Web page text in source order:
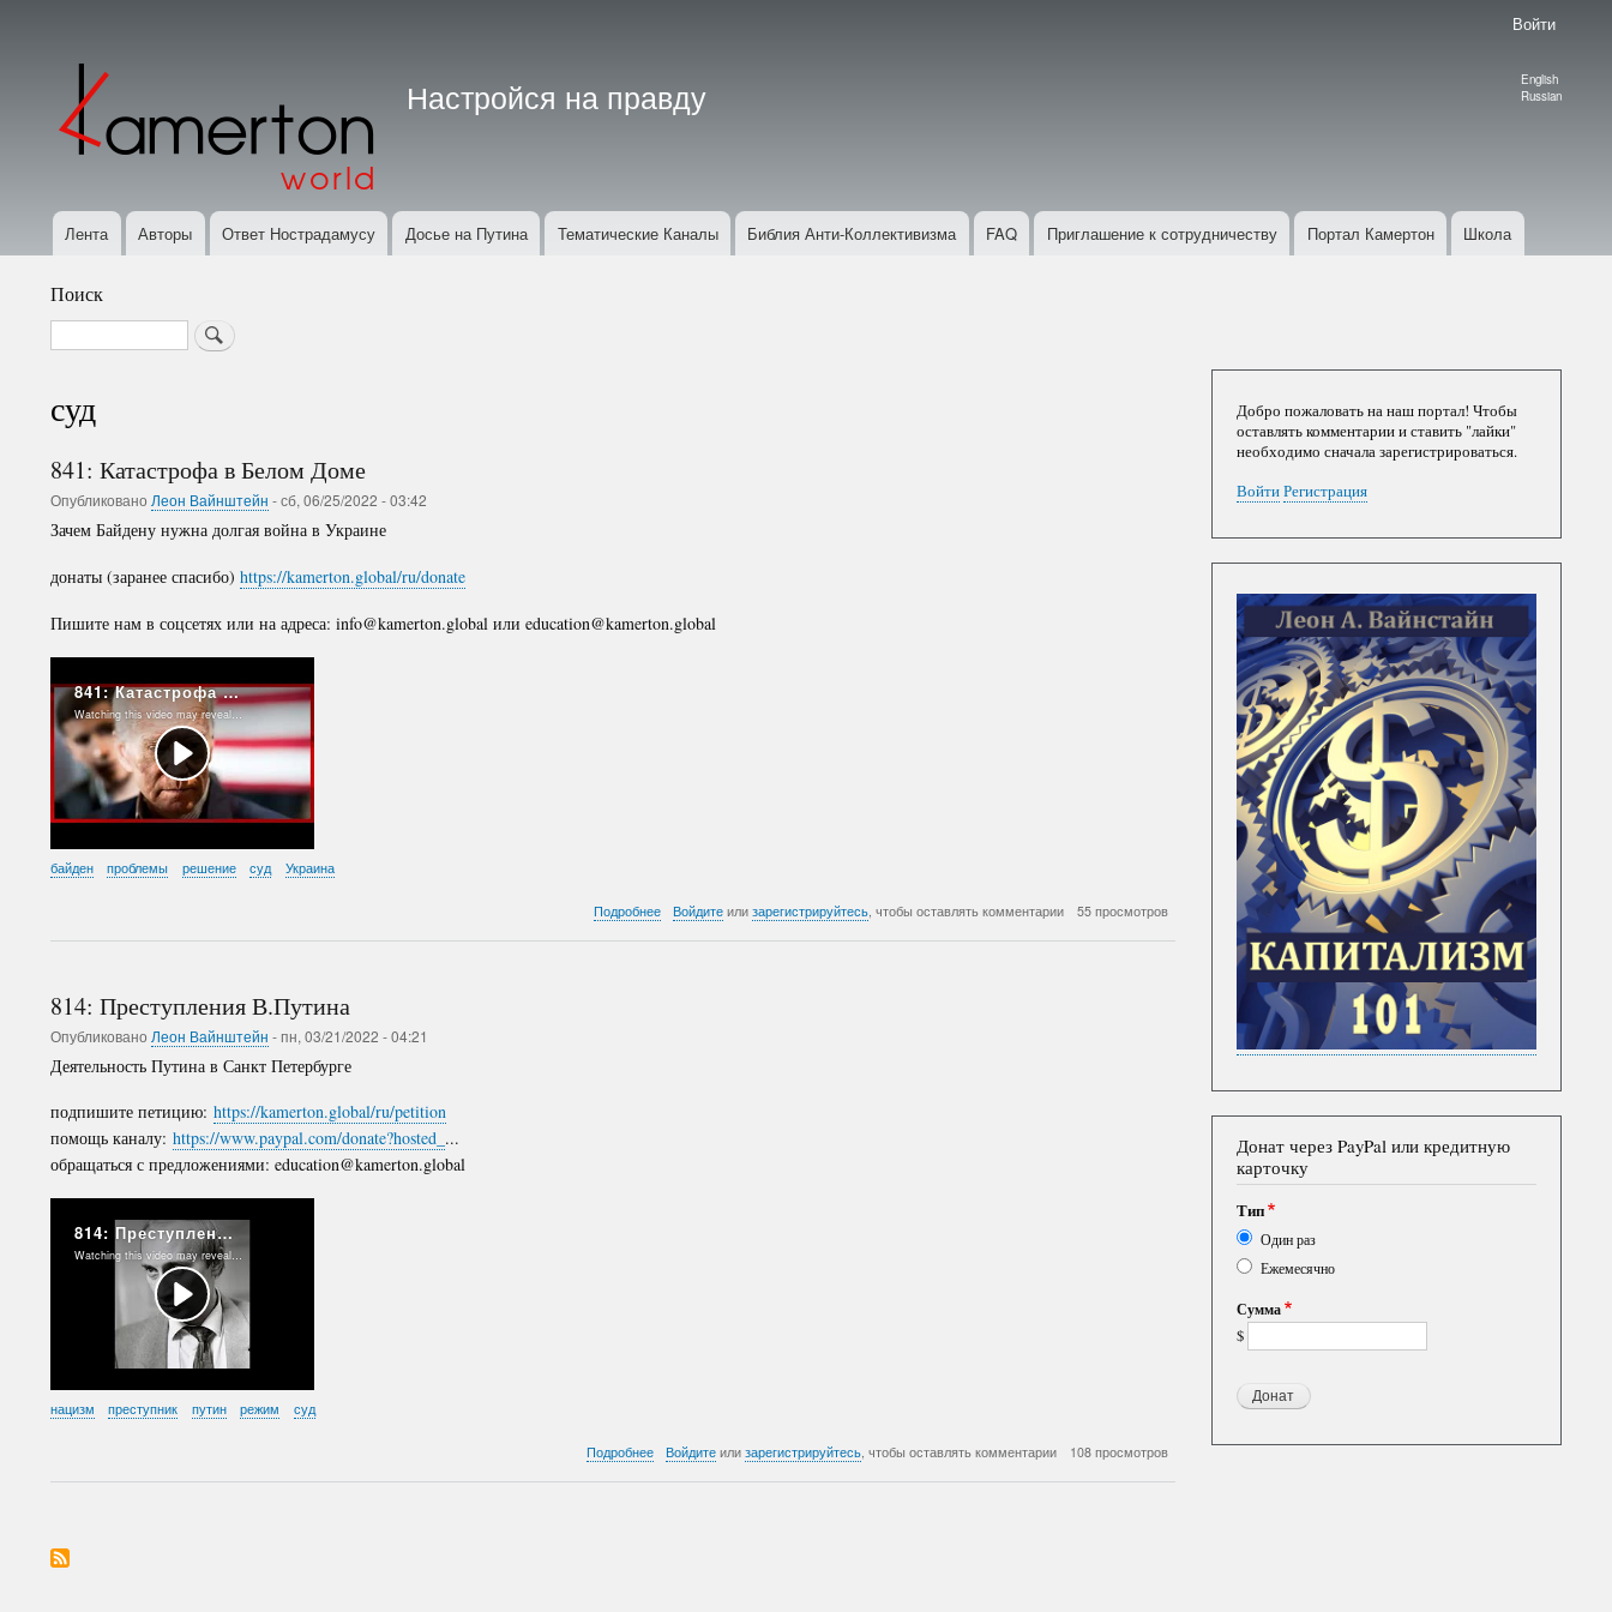
учётной
записи
пользователя
Войти
Language
English
Russian
Настройся на правду
Основная
Лента Авторы Ответ Нострадамусу Досье на Путина Тематические Каналы Библия Анти-Коллективизма FAQ Приглашение к сотрудничеству Портал Камертон Школа
Поиск
Search
суд
841: Катастрофа в Белом Доме
Опубликовано Леон Вайнштейн -сб, 06/25/2022 - 03:42
Зачем Байдену нужна долгая война в Украине
донаты (заранее спасибо) https://kamerton.global/ru/donate
Пишите нам в соцсетях или на адреса: info@kamerton.global или education@kamerton.global
байден проблемы решение суд Украина
Подробнеео
Войдите илизарегистрируйтесь , чтобы оставлять комментарии 55 просмотров
814: Преступления В.Путина
Опубликовано Леон Вайнштейн -пн, 03/21/2022 - 04:21
Деятельность Путина в Санкт Петербурге
подпишите петицию: https://kamerton.global/ru/petition
помощь каналу: https://www.paypal.com/donate?hosted_ ...
обращаться с предложениями: education@kamerton.global
нацизм преступник путин режим суд
Подробнеео
Войдите илизарегистрируйтесь, чтобы оставлять комментарии 108 просмотров
Добро пожаловать на наш портал! Чтобы
оставлять комментарии и ставить "лайки"
необходимо сначала зарегистрироваться.
Войти Регистрация
Донат через PayPal или кредитную
карточку
Тип
Один раз
Ежемесячно
Сумма
$